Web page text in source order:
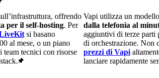
offrendo
per il self-hosting. Per
si basano
al mese, o un piano
team tecnici con risorse
Vapi utilizza un
dalla telefonia al
aggiuntivi di terze parti
di orchestrazione. Non
prezzi di Vapi
lanciare rapidamente